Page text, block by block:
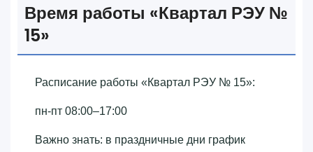
Время работы «‎Квартал РЭУ №
15»‎
Расписание работы «‎Квартал РЭУ № 15»‎:
пн-пт 08:00–17:00
Важно знать: в праздничные дни график